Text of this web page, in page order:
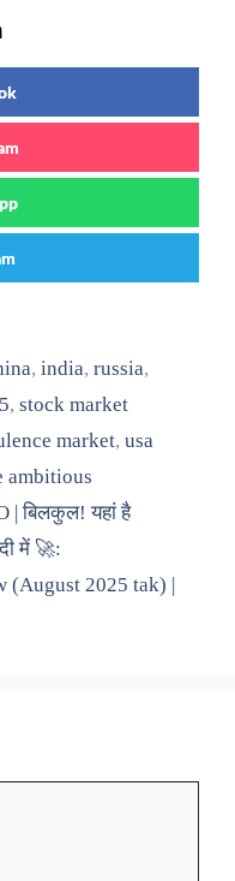
,india,russia,
, stock market
market, usa
ambitious
| बिलकुल! यहां है
में 🚀:
2025 tak) |